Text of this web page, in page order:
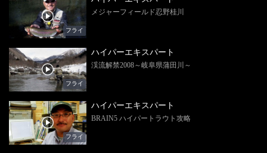
フライ
メジャーフィールド忍野桂川
フライ
ハイパーエキスパート
渓流解禁2008～岐阜県蒲田川～
フライ
ハイパーエキスパート
BRAIN5 ハイパートラウト攻略